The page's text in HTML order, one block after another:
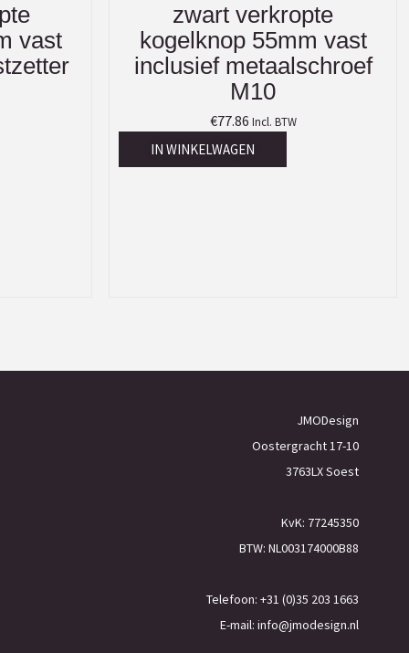
vast
zwart verkropte
kogelknop 55mm vast
inclusief metaalschroef
M10
€77.86 Incl. BTW
IN WINKELWAGEN
JMODesign
Oostergracht 17-10
3763LX Soest
KvK: 77245350
BTW: NL003174000B88
Telefoon: +31 (0)35 203 1663
E-mail: info@jmodesign.nl